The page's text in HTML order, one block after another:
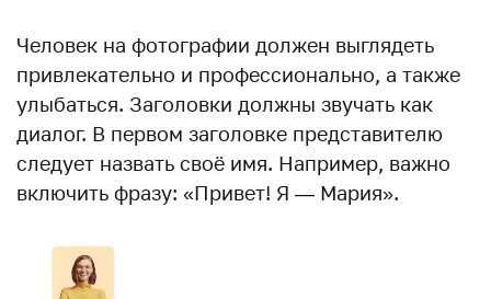
Человек на фотографии должен выглядеть
привлекательно и профессионально, а также
улыбаться. Заголовки должны звучать как
диалог. В первом заголовке представителю
следует назвать своё имя. Например, важно
включить фразу: «Привет! Я — Мария».